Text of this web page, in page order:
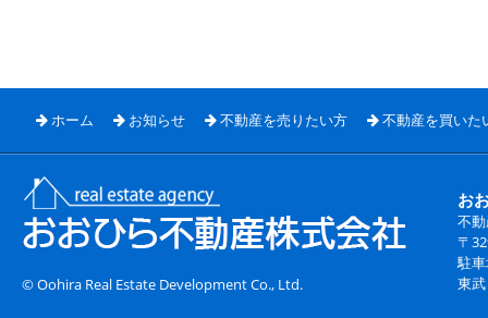
ホーム お知らせ 不動産を売りたい方 不動産を買いた
お
不
〒
駐
東
© Oohira Real Estate Development Co., Ltd.